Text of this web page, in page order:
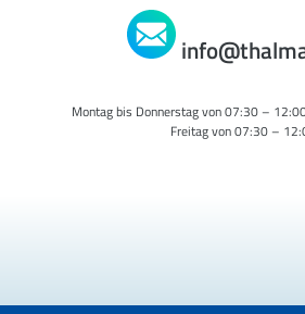
Montag bis Donnerstag von 07:30 –
Freitag von 07:30 –